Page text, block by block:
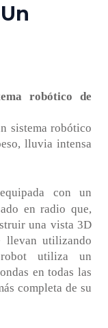
robótico de
sistema robótico
lluvia intensa
con un
en radio que,
una vista 3D
llevan utilizando
utiliza un
en todas las
completa de su